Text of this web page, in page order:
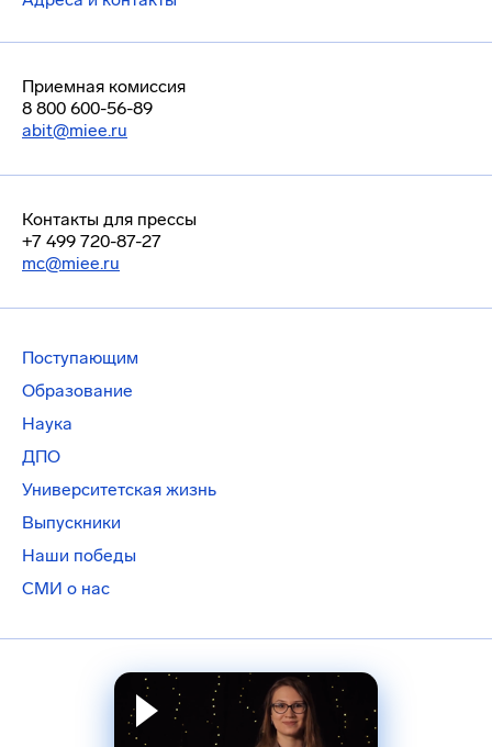
Приемная комиссия
8 800 600-56-89
abit@miee.ru
Контакты для прессы
+7 499 720-87-27
mc@miee.ru
Поступающим
Образование
Наука
ДПО
Университетская жизнь
Выпускники
Наши победы
СМИ о нас